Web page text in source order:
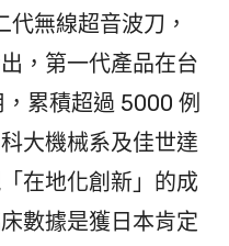
無線超音波刀，
，第一代產品在台
累積超過 5000 例
大機械系及佳世達
在地化創新」的成
數據是獲日本肯定